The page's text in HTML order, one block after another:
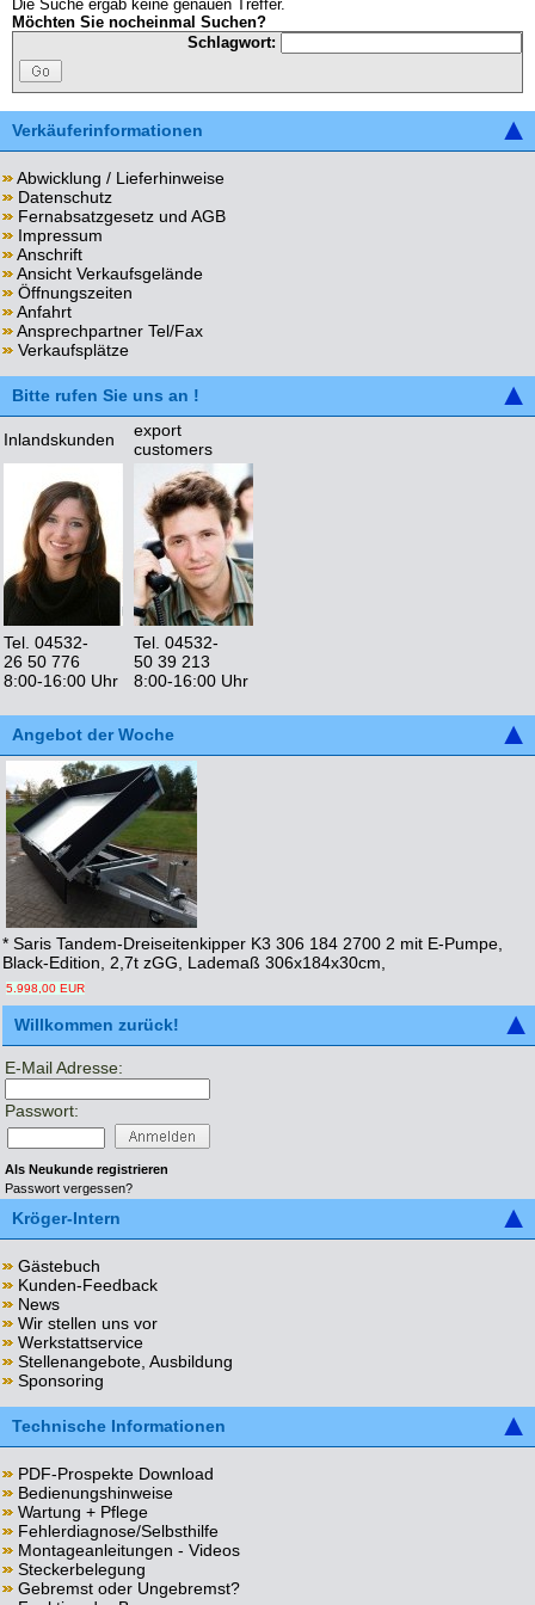
Die Suche ergab keine genauen Treffer.
Möchten Sie nocheinmal Suchen?
Schlagwort:
Verkäuferinformationen
Abwicklung / Lieferhinweise
Datenschutz
Fernabsatzgesetz und AGB
Impressum
Anschrift
Ansicht Verkaufsgelände
Öffnungszeiten
Anfahrt
Ansprechpartner Tel/Fax
Verkaufsplätze
Bitte rufen Sie uns an !
Inlandskunden
export
customers
Tel. 04532-
26 50 776
8:00-16:00 Uhr
Tel. 04532-
50 39 213
8:00-16:00 Uhr
Angebot der Woche
* Saris Tandem-Dreiseitenkipper K3 306 184 2700 2 mit E-Pumpe,
Black-Edition, 2,7t zGG, Lademaß 306x184x30cm,
5.998,00 EUR
Willkommen zurück!
E-Mail Adresse:
Passwort:
Als Neukunde registrieren
Passwort vergessen?
Kröger-Intern
Gästebuch
Kunden-Feedback
News
Wir stellen uns vor
Werkstattservice
Stellenangebote, Ausbildung
Sponsoring
Technische Informationen
PDF-Prospekte Download
Bedienungshinweise
Wartung + Pflege
Fehlerdiagnose/Selbsthilfe
Montageanleitungen - Videos
Steckerbelegung
Gebremst oder Ungebremst?